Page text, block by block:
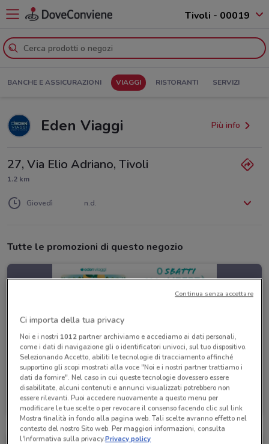
Tivoli - 00019
BANCHE E ASSICURAZIONI VIAGGI RISTORANTI SERVIZI
Eden Viaggi Più info
27, Via Elio Adriano, Tivoli
1.2 km
Giovedì n.d.
Tutte le promozioni di questo negozio
Eden Viaggi
Scade il 30/04 1.1 km
Ci importa della tua privacy
Noi e i nostri 1012partner archiviamo e accediamo ai dati personali,
come i dati di navigazione gli o identificatori univoci, sul tuo dispositivo.
Selezionando Accetto, abiliti le tecnologie di tracciamento affinché
supportino gli scopi mostrati alla voce "Noi e i nostri partner trattiamo i
dati da fornire". Nel caso in cui queste tecnologie dovessero essere
disabilitate, alcuni contenuti e annunci visualizzati potrebbero non
essere rilevanti. Puoi accedere nuovamente a questo menu per
modificare le tue scelte o per revocare il consenso facendo clic sul link
Mostra finalità in fondo alla pagina web. Tali scelte avranno effetto nel
contesto del nostro Sito web. Per maggiori informazioni, consulta
l'Informativa sulla privacy.Privacy policy
Continua senza accettare